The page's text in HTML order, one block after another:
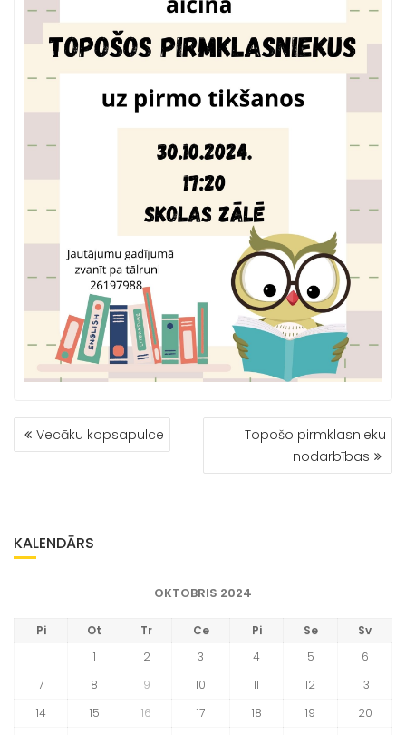
ZIŅU
IZVĒLNE
Vecāku kopsapulce
Topošo pirmklasnieku
nodarbības
KALENDĀRS
OKTOBRIS 2024
Pi Ot Tr Ce Pi Se
Sv
1
2 3 4 5
6
7
8 9 10 11 12
13
14
15 16 17 18 19
20